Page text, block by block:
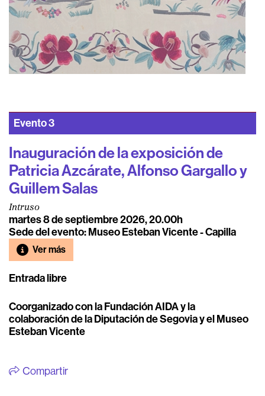
Evento3
Inauguración de la exposición de
Patricia Azcárate, Alfonso Gargallo y
Guillem Salas
Intruso
martes 8 de septiembre 2026, 20.00h
Sede del evento: Museo Esteban Vicente - Capilla
Ver más
Entrada libre
Coorganizado con la Fundación AIDA y la
colaboración de la Diputación de Segovia y el Museo
Esteban Vicente
Compartir